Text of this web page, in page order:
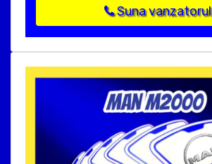
Suna vanzatorul